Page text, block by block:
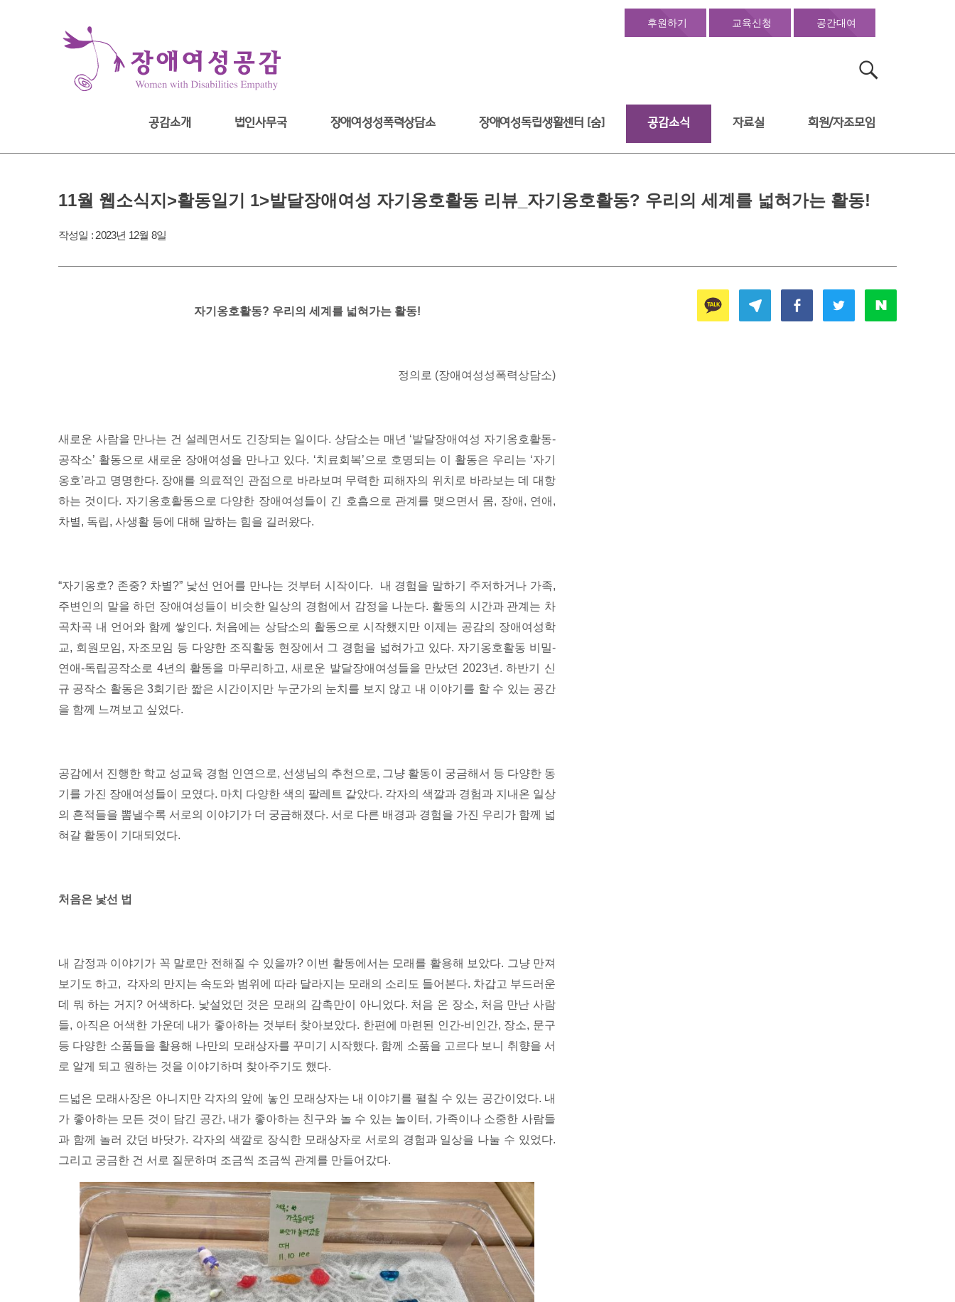
후원하기 교육신청 공간대여
공감소개 법인사무국 장애여성성폭력상담소 장애여성독립생활센터 [숨] 공감소식 자료실 회원/자조모임
11월 웹소식지>활동일기 1>발달장애여성 자기옹호활동 리뷰_자기옹호활동? 우리의 세계를 넓혀가는 활동!
작성일 : 2023년 12월 8일
자기옹호활동? 우리의 세계를 넓혀가는 활동!
정의로 (장애여성성폭력상담소)
새로운 사람을 만나는 건 설레면서도 긴장되는 일이다. 상담소는 매년 ‘발달장애여성 자기옹호활동-
공작소’ 활동으로 새로운 장애여성을 만나고 있다. ‘치료회복’으로 호명되는 이 활동은 우리는 ‘자기
옹호’라고 명명한다. 장애를 의료적인 관점으로 바라보며 무력한 피해자의 위치로 바라보는 데 대항
하는 것이다. 자기옹호활동으로 다양한 장애여성들이 긴 호흡으로 관계를 맺으면서 몸, 장애, 연애,
차별, 독립, 사생활 등에 대해 말하는 힘을 길러왔다.
“자기옹호? 존중? 차별?” 낯선 언어를 만나는 것부터 시작이다. 내 경험을 말하기 주저하거나 가족,
주변인의 말을 하던 장애여성들이 비슷한 일상의 경험에서 감정을 나눈다. 활동의 시간과 관계는 차
곡차곡 내 언어와 함께 쌓인다. 처음에는 상담소의 활동으로 시작했지만 이제는 공감의 장애여성학
교, 회원모임, 자조모임 등 다양한 조직활동 현장에서 그 경험을 넓혀가고 있다. 자기옹호활동 비밀-
연애-독립공작소로 4년의 활동을 마무리하고, 새로운 발달장애여성들을 만났던 2023년. 하반기 신
규 공작소 활동은 3회기란 짧은 시간이지만 누군가의 눈치를 보지 않고 내 이야기를 할 수 있는 공간
을 함께 느껴보고 싶었다.
공감에서 진행한 학교 성교육 경험 인연으로, 선생님의 추천으로, 그냥 활동이 궁금해서 등 다양한 동
기를 가진 장애여성들이 모였다. 마치 다양한 색의 팔레트 같았다. 각자의 색깔과 경험과 지내온 일상
의 흔적들을 뽐낼수록 서로의 이야기가 더 궁금해졌다. 서로 다른 배경과 경험을 가진 우리가 함께 넓
혀갈 활동이 기대되었다.
처음은 낯선 법
내 감정과 이야기가 꼭 말로만 전해질 수 있을까? 이번 활동에서는 모래를 활용해 보았다. 그냥 만져
보기도 하고, 각자의 만지는 속도와 범위에 따라 달라지는 모래의 소리도 들어본다. 차갑고 부드러운
데 뭐 하는 거지? 어색하다. 낯설었던 것은 모래의 감촉만이 아니었다. 처음 온 장소, 처음 만난 사람
들, 아직은 어색한 가운데 내가 좋아하는 것부터 찾아보았다. 한편에 마련된 인간-비인간, 장소, 문구
등 다양한 소품들을 활용해 나만의 모래상자를 꾸미기 시작했다. 함께 소품을 고르다 보니 취향을 서
로 알게 되고 원하는 것을 이야기하며 찾아주기도 했다.
드넓은 모래사장은 아니지만 각자의 앞에 놓인 모래상자는 내 이야기를 펼칠 수 있는 공간이었다. 내
가 좋아하는 모든 것이 담긴 공간, 내가 좋아하는 친구와 놀 수 있는 놀이터, 가족이나 소중한 사람들
과 함께 놀러 갔던 바닷가. 각자의 색깔로 장식한 모래상자로 서로의 경험과 일상을 나눌 수 있었다.
그리고 궁금한 건 서로 질문하며 조금씩 조금씩 관계를 만들어갔다.